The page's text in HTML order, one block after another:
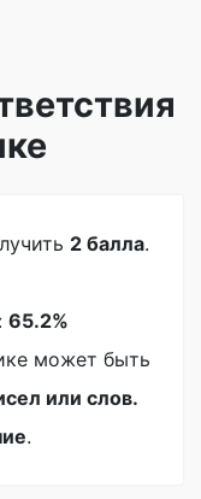
2 балла.
65.2%
может быть
или слов.
.